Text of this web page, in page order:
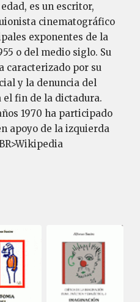
es un escritor,
cinematográfico
exponentes de la
o del medio siglo. Su
caracterizado por su
y la denuncia del
fin de la dictadura.
1970 ha participado
apoyo de la izquierda